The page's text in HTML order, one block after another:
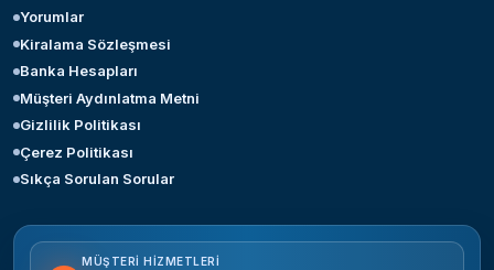
Yorumlar
Kiralama Sözleşmesi
Banka Hesapları
Müşteri Aydınlatma Metni
Gizlilik Politikası
Çerez Politikası
Sıkça Sorulan Sorular
MÜŞTERI HIZMETLERI